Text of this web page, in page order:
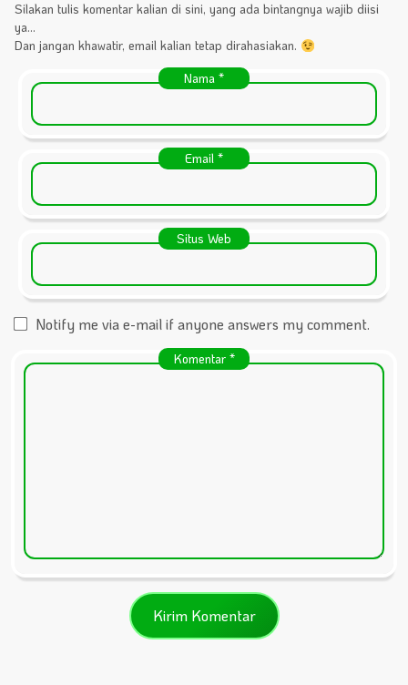
Silakan tulis komentar kalian di sini, yang ada bintangnya wajib diisi
ya...
Dan jangan khawatir, email kalian tetap dirahasiakan.
Nama *
Email *
Situs Web
Notify me via e-mail if anyone answers my comment.
Komentar *